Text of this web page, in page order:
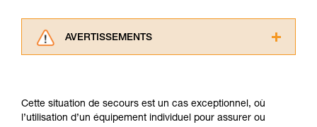
AVERTISSEMENTS
informations de la notice technique pour
pouvoir comprendre ce complément
Cette situation de secours est un cas exceptionnel, où
l’utilisation d’un équipement individuel pour assurer ou